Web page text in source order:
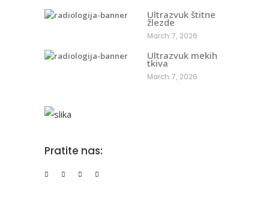
Ultrazvuk štitne
žlezde
March 7, 2026
Ultrazvuk mekih
tkiva
March 7, 2026
Pratite nas: